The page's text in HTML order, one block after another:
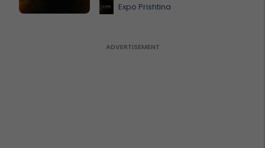
Expo Prishtina